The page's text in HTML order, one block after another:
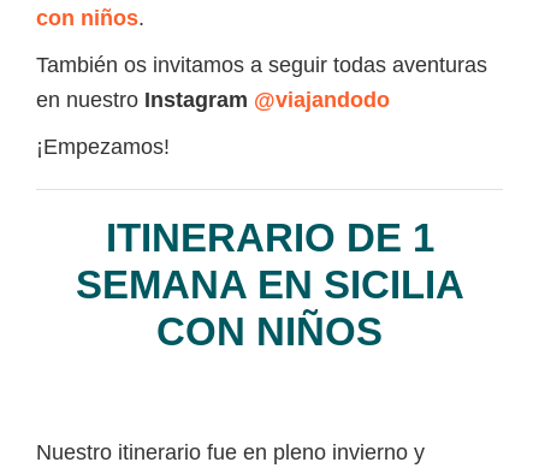
con niños.
También os invitamos a seguir todas aventuras
en nuestro Instagram @viajandodo
¡Empezamos!
ITINERARIO DE 1
SEMANA EN SICILIA
CON NIÑOS
Nuestro itinerario fue en pleno invierno y